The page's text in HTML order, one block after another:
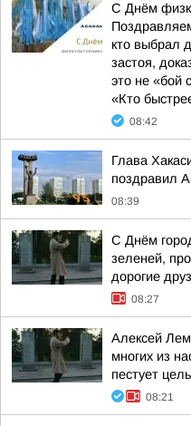
С Днём
кто выбрал
застоя,
это не «бой
«Кто
08:42
Глава
поздравил
08:39
С Днём
зеленей,
дорогие
08:27
Алексей
многих из
пестует
08:21